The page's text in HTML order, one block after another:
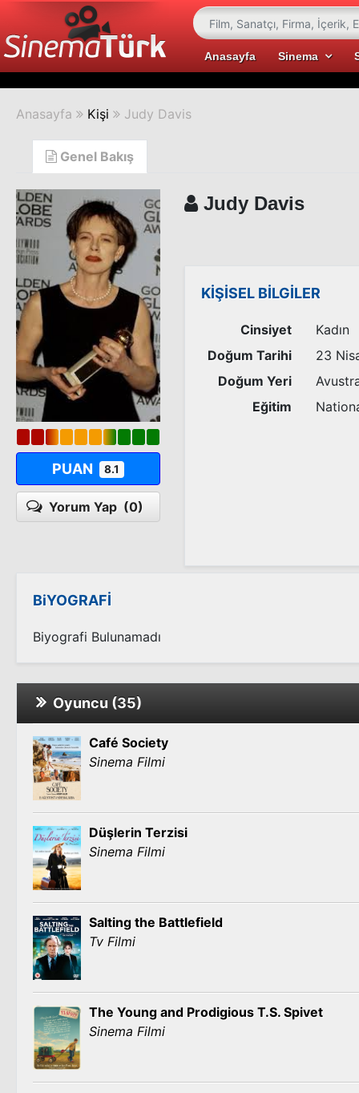
Anasayfa Sinema
Anasayfa Kişi Judy Davis
Genel Bakış
PUAN 8.1
Yorum Yap (0)
Judy Davis
KİŞİSEL BİLGİLER
Cinsiyet
Kadın
Doğum Tarihi
23
Doğum Yeri
Eğitim
BiYOGRAFİ
Biyografi Bulunamadı
Oyuncu (35)
Café Society
Sinema Filmi
Düşlerin Terzisi
Sinema Filmi
Salting the Battlefield
Tv Filmi
The Young and Prodigious T.S. Spivet
Sinema Filmi